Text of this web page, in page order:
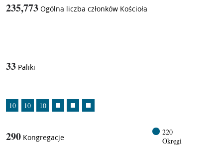
235,773 Ogólna liczba członków Kościoła
33 Paliki
10 10 10
290 Kongregacje
220
Okręgi